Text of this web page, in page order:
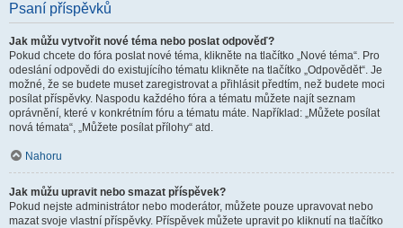
Psaní příspěvků
Jak můžu vytvořit nové téma nebo poslat odpověď?
Pokud chcete do fóra poslat nové téma, klikněte na tlačítko „Nové téma“. Pro
odeslání odpovědi do existujícího tématu klikněte na tlačítko „Odpovědět“. Je
možné, že se budete muset zaregistrovat a přihlásit předtím, než budete moci
posílat příspěvky. Naspodu každého fóra a tématu můžete najít seznam
oprávnění, které v konkrétním fóru a tématu máte. Například: „Můžete posílat
nová témata“, „Můžete posílat přílohy“ atd.
Nahoru
Jak můžu upravit nebo smazat příspěvek?
Pokud nejste administrátor nebo moderátor, můžete pouze upravovat nebo
mazat svoje vlastní příspěvky. Příspěvek můžete upravit po kliknutí na tlačítko